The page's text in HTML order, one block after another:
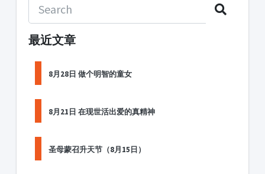
最近文章
8月28日 做个明智的童女
8月21日 在现世活出爱的真精神
圣母蒙召升天节（8月15日）